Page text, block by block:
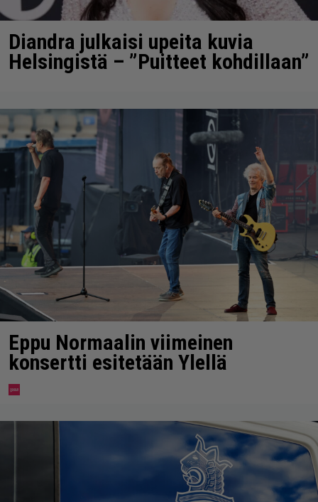
Diandra julkaisi upeita kuvia
Helsingistä – ”Puitteet kohdillaan”
Eppu Normaalin viimeinen
konsertti esitetään Ylellä